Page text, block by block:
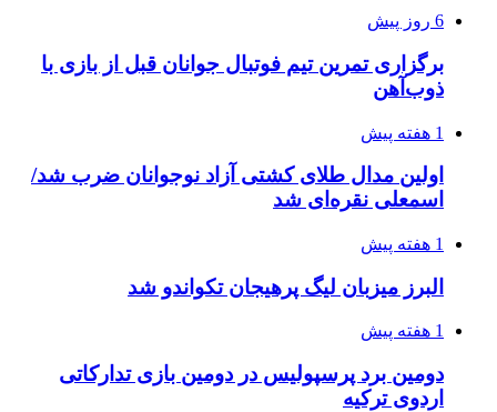
6 روز پیش
برگزاری تمرین تیم فوتبال جوانان قبل از بازی با
ذوب‌آهن
1 هفته پیش
اولین مدال طلای کشتی آزاد نوجوانان ضرب شد/
اسمعلی نقره‌ای شد
1 هفته پیش
البرز میزبان لیگ پرهیجان تکواندو شد
1 هفته پیش
دومین برد پرسپولیس در دومین بازی تدارکاتی
اردوی ترکیه